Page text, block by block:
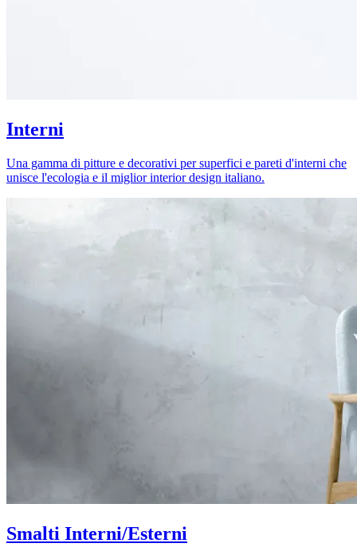
Interni
Una gamma di pitture e decorativi per superfici e pareti d'interni che
unisce l'ecologia e il miglior interior design italiano.
Smalti Interni/Esterni